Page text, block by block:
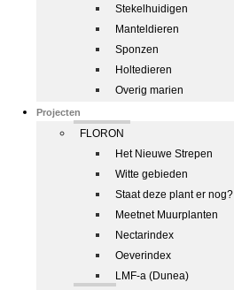
Stekelhuidigen
Manteldieren
Sponzen
Holtedieren
Overig marien
Projecten
FLORON
Het Nieuwe Strepen
Witte gebieden
Staat deze plant er nog?
Meetnet Muurplanten
Nectarindex
Oeverindex
LMF-a (Dunea)